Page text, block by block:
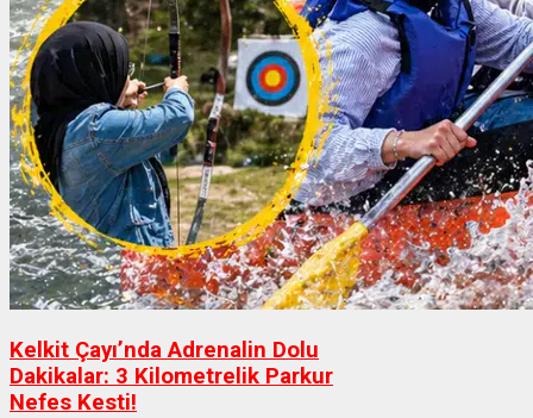
Kelkit Çayı’nda Adrenalin Dolu
Dakikalar: 3 Kilometrelik Parkur
Nefes Kesti!